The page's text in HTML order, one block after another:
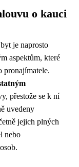
o kauci
je naprosto
aspektům, které
pronajímatele.
přestože se k ní
uvedeny
jejich plných
nebo